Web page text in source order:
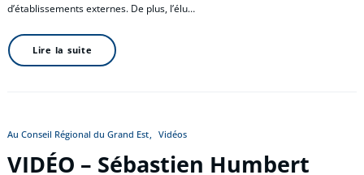
d’établissements externes. De plus, l’élu…
Lire la suite
Au Conseil Régional du Grand Est Vidéos
VIDÉO – Sébastien Humbert